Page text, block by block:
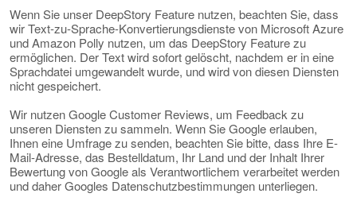
Wenn Sie unser DeepStory Feature nutzen, beachten Sie, dass
wir Text-zu-Sprache-Konvertierungsdienste von Microsoft Azure
und Amazon Polly nutzen, um das DeepStory Feature zu
ermöglichen. Der Text wird sofort gelöscht, nachdem er in eine
Sprachdatei umgewandelt wurde, und wird von diesen Diensten
nicht gespeichert.
Wir nutzen Google Customer Reviews, um Feedback zu
unseren Diensten zu sammeln. Wenn Sie Google erlauben,
Ihnen eine Umfrage zu senden, beachten Sie bitte, dass Ihre E-
Mail-Adresse, das Bestelldatum, Ihr Land und der Inhalt Ihrer
Bewertung von Google als Verantwortlichem verarbeitet werden
und daher Googles Datenschutzbestimmungen unterliegen.